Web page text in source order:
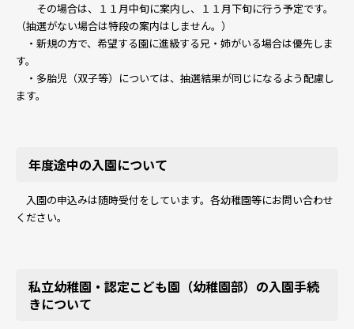
その場合は、１１月中旬に案内し、１１月下旬に行う予定です。
（抽選がない場合は特段の案内はしません。）
・新規の方で、希望する園に進級する兄・姉がいる場合は優先しま
す。
・多胎児（双子等）については、抽選結果が同じになるよう配慮し
ます。
年度途中の入園について
入園の申込みは随時受付をしています。各幼稚園等にお問い合わせ
ください。
私立幼稚園・認定こども園（幼稚園部）の入園手続
きについて